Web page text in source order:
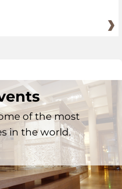
of the most
in the world.